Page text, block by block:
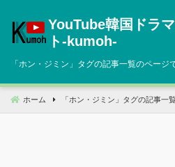
へ
動
YouTube韓国ドラ
ト‐kumoh‐
「ホン・ジミン 」タグの記事一覧のページ
ホーム 「 ホン・ジミン 」タグの記事一